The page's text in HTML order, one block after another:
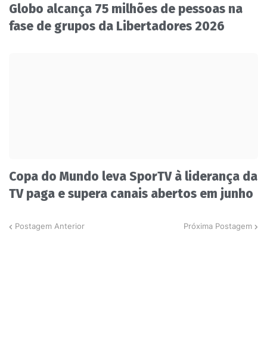
Globo alcança 75 milhões de pessoas na
fase de grupos da Libertadores 2026
Copa do Mundo leva SporTV à liderança da
TV paga e supera canais abertos em junho
Postagem Anterior Próxima Postagem